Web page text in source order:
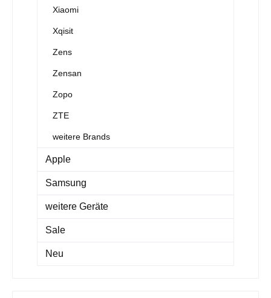
Xiaomi
Xqisit
Zens
Zensan
Zopo
ZTE
weitere Brands
Apple
Samsung
weitere Geräte
Sale
Neu